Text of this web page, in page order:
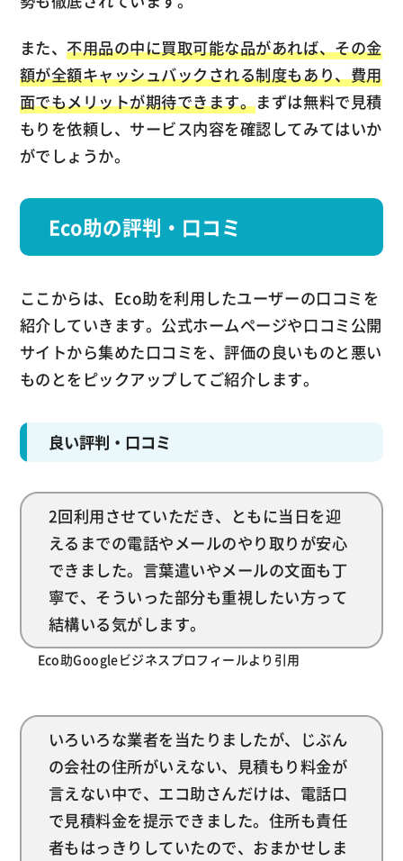
また、不用品の中に買取可能な品があれば、その金
額が全額キャッシュバックされる制度もあり、費用
面でもメリットが期待できます。まずは無料で見積
もりを依頼し、サービス内容を確認してみてはいか
がでしょうか。
Eco助の評判・口コミ
ここからは、Eco助を利用したユーザーの口コミを
紹介していきます。公式ホームページや口コミ公開
サイトから集めた口コミを、評価の良いものと悪い
ものとをピックアップしてご紹介します。
良い評判・口コミ
2回利用させていただき、ともに当日を迎
えるまでの電話やメールのやり取りが安心
できました。言葉遣いやメールの文面も丁
寧で、そういった部分も重視したい方って
結構いる気がします。
Eco助Googleビジネスプロフィールより引用
いろいろな業者を当たりましたが、じぶん
の会社の住所がいえない、見積もり料金が
言えない中で、エコ助さんだけは、電話口
で見積料金を提示できました。住所も責任
者もはっきりしていたので、おまかせしま